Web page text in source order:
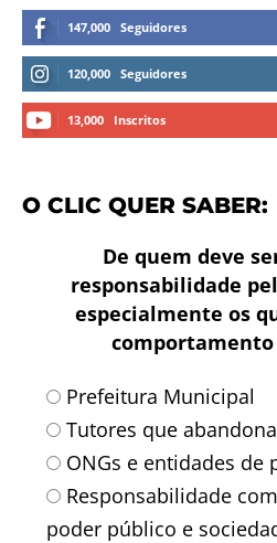
147,000 Seguidores
120,000 Seguidores
13,000 Inscritos
O CLIC QUER SABER:
De quem deve
responsabilidade
especialmente os
comportamento
Prefeitura Municipal
Tutores que
ONGs e entidades de
Responsabilidade
poder público e